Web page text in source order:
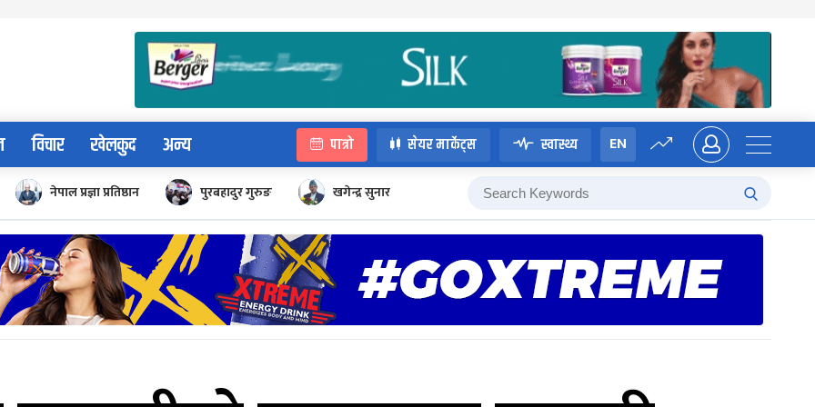
विचार खेलकुद अन्य पात्रो सेयर मार्केट्स स्वास्थ्य EN
नेपाल प्रज्ञा प्रतिष्ठान पुरबहादुर गुरुङ खगेन्द्र सुनार